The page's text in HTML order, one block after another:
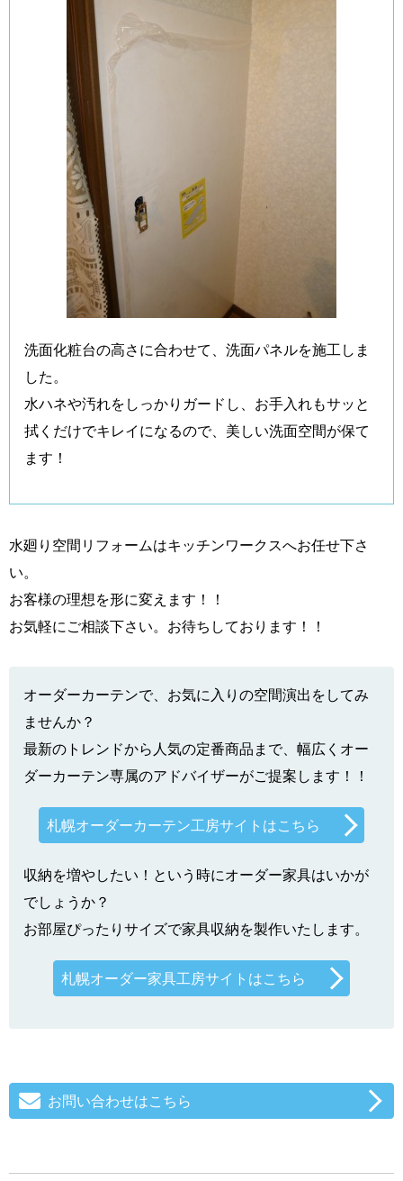
洗面化粧台の高さに合わせて、洗面パネルを施工しま
した。
水ハネや汚れをしっかりガードし、お手入れもサッと
拭くだけでキレイになるので、美しい洗面空間が保て
ます！
水廻り空間リフォームはキッチンワークスへお任せ下さ
い。
お客様の理想を形に変えます！！
お気軽にご相談下さい。お待ちしております！！
オーダーカーテンで、お気に入りの空間演出をしてみ
ませんか？
最新のトレンドから人気の定番商品まで、幅広くオー
ダーカーテン専属のアドバイザーがご提案します！！
札幌オーダーカーテン工房サイトはこちら
収納を増やしたい！という時にオーダー家具はいかが
でしょうか？
お部屋ぴったりサイズで家具収納を製作いたします。
札幌オーダー家具工房サイトはこちら
お問い合わせはこちら